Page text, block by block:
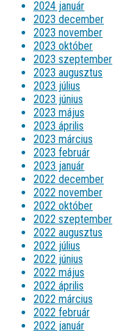
2024 január
2023 december
2023 november
2023 október
2023 szeptember
2023 augusztus
2023 július
2023 június
2023 május
2023 április
2023 március
2023 február
2023 január
2022 december
2022 november
2022 október
2022 szeptember
2022 augusztus
2022 július
2022 június
2022 május
2022 április
2022 március
2022 február
2022 január